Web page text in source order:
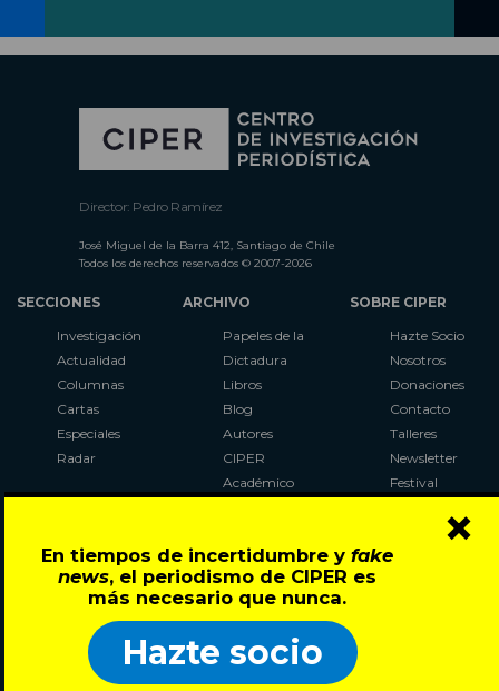
En tiempos de incertidumbre y fake
news, el periodismo de CIPER es
más necesario que nunca.
Hazte socio
×
Director: Pedro Ramírez
José Miguel de la Barra 412, Santiago de Chile
Todos los derechos reservados © 2007-2026
SECCIONES
Investigación
Actualidad
Columnas
Cartas
Especiales
Radar
ARCHIVO
Papeles de la
Dictadura
Libros
Blog
Autores
CIPER
Académico
Al Plebiscito
con CIPER
SOBRE CIPER
Hazte Socio
Nosotros
Donaciones
Contacto
Talleres
Newsletter
Festival